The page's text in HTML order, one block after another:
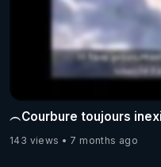
︵Courbure toujours
143 views 7 months ago